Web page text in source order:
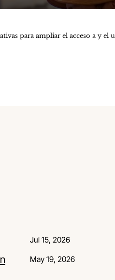
para ampliar el acceso a y el
Jul 15, 2026
May 19, 2026